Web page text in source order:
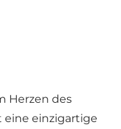
Herzen des
eine einzigartige